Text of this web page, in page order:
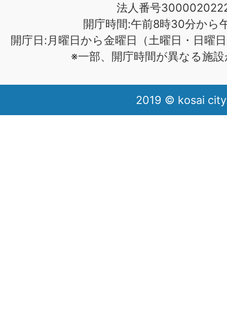
法人番号
開庁時間:午前8時30分から
開庁日:月曜日から金曜日（土曜日・日曜
※一部、開庁時間が異なる施
2019 © kosai